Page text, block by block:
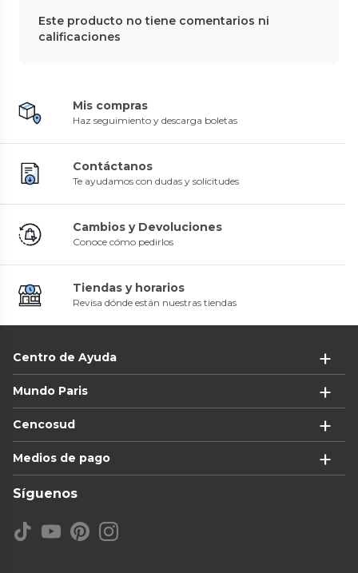
Este producto no tiene comentarios ni
calificaciones
Mis compras
Haz seguimiento y descarga boletas
Contáctanos
Te ayudamos con dudas y solicitudes
Cambios y Devoluciones
Conoce cómo pedirlos
Tiendas y horarios
Revisa dónde están nuestras tiendas
Centro de Ayuda
Mundo Paris
Cencosud
Medios de pago
Síguenos